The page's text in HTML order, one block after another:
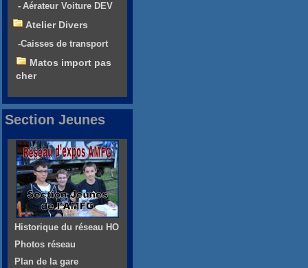
- Aérateur Voiture DEV
Atelier Divers
-Caisses de transport
Matos import pas
cher
Section Jeunes
Historique du réseau HO
Photos réseau
Plan de la gare